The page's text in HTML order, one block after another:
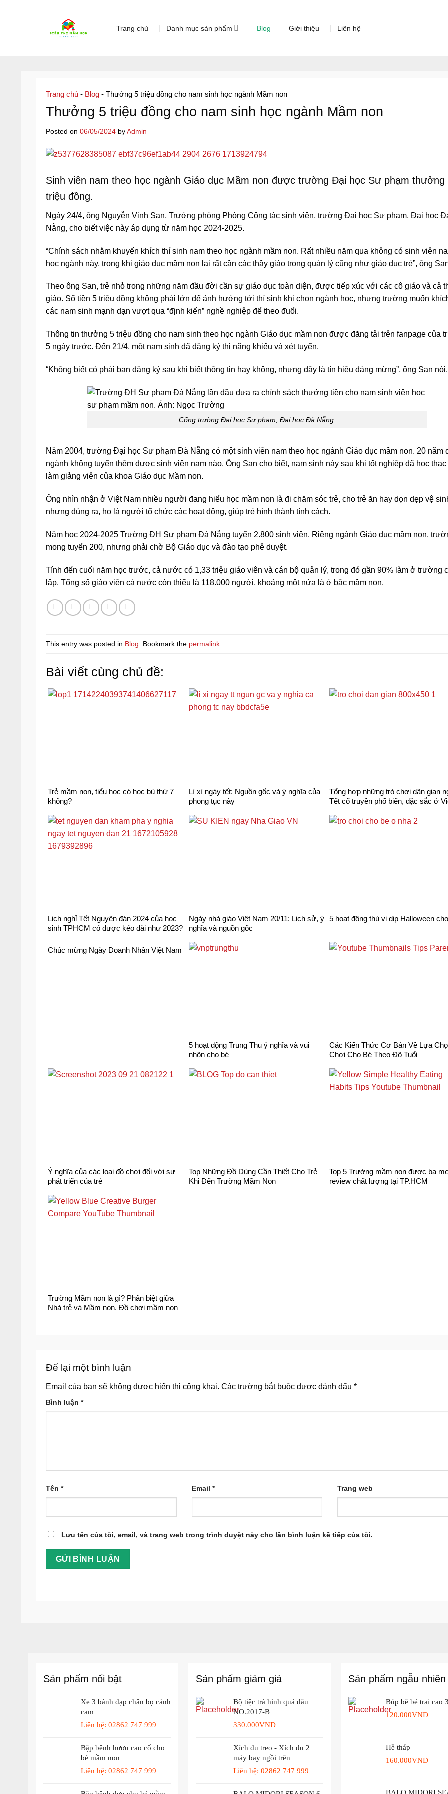
Trang chủ Danh mục sản phẩm Blog Giới thiệu Liên hệ
Trang chủ - Blog - Thưởng 5 triệu đồng cho nam sinh học ngành Mầm non
Thưởng 5 triệu đồng cho nam sinh học ngành Mầm non
Posted on 06/05/2024 byAdmin
Sinh viên nam theo học ngành Giáo dục Mầm non được trường Đại học Sư phạm thưởng
triệu đồng.
Ngày 24/4, ông Nguyễn Vinh San, Trưởng phòng Phòng Công tác sinh viên, trường Đại học Sư phạm, Đại học
Nẵng, cho biết việc này áp dụng từ năm học 2024-2025.
“Chính sách nhằm khuyến khích thí sinh nam theo học ngành mầm non. Rất nhiều năm qua không có sinh viên
học ngành này, trong khi giáo dục mầm non lại rất cần các thầy giáo trong quản lý cũng như giáo dục trẻ”, ông
Theo ông San, trẻ nhỏ trong những năm đầu đời cần sự giáo dục toàn diện, được tiếp xúc với các cô giáo và cả
giáo. Số tiền 5 triệu đồng không phải lớn để ảnh hưởng tới thí sinh khi chọn ngành học, nhưng trường muốn
các nam sinh mạnh dạn vượt qua “định kiến” nghề nghiệp để theo đuổi.
Thông tin thưởng 5 triệu đồng cho nam sinh theo học ngành Giáo dục mầm non được đăng tải trên fanpage của
5 ngày trước. Đến 21/4, một nam sinh đã đăng ký thi năng khiếu và xét tuyển.
“Không biết có phải bạn đăng ký sau khi biết thông tin hay không, nhưng đây là tín hiệu đáng mừng”, ông San nói.
Cổng trường Đại học Sư phạm, Đại học Đà Nẵng.
Năm 2004, trường Đại học Sư phạm Đà Nẵng có một sinh viên nam theo học ngành Giáo dục mầm non. 20 năm
ngành không tuyển thêm được sinh viên nam nào. Ông San cho biết, nam sinh này sau khi tốt nghiệp đã học
làm giảng viên của khoa Giáo dục Mầm non.
Ông nhìn nhận ở Việt Nam nhiều người đang hiểu học mầm non là đi chăm sóc trẻ, cho trẻ ăn hay dọn dẹp vệ
nhưng đúng ra, họ là người tổ chức các hoạt động, giúp trẻ hình thành tính cách.
Năm học 2024-2025 Trường ĐH Sư phạm Đà Nẵng tuyển 2.800 sinh viên. Riêng ngành Giáo dục mầm non,
mong tuyển 200, nhưng phải chờ Bộ Giáo dục và đào tạo phê duyệt.
Tính đến cuối năm học trước, cả nước có 1,33 triệu giáo viên và cán bộ quản lý, trong đó gần 90% làm ở trường
lập. Tổng số giáo viên cả nước còn thiếu là 118.000 người, khoảng một nửa là ở bậc mầm non.
This entry was posted in Blog . Bookmark the permalink
Bài viết cùng chủ đề:
Trẻ mầm non, tiểu học có học bù thứ 7
không?
Lì xì ngày tết: Nguồn gốc và ý nghĩa của
phong tục này
Tổng hợp những trò chơi dân gian
Tết cổ truyền phổ biến, đặc sắc ở
Lịch nghỉ Tết Nguyên đán 2024 của học
sinh TPHCM có được kéo dài như 2023?
Ngày nhà giáo Việt Nam 20/11: Lịch sử, ý
nghĩa và nguồn gốc
5 hoạt động thú vị dịp Halloween
Chúc mừng Ngày Doanh Nhân Việt Nam
5 hoạt động Trung Thu ý nghĩa và vui
nhộn cho bé
Các Kiến Thức Cơ Bản Về Lựa
Chơi Cho Bé Theo Độ Tuổi
Ý nghĩa của các loại đồ chơi đối với sự
phát triển của trẻ
Top Những Đồ Dùng Cần Thiết Cho Trẻ
Khi Đến Trường Mầm Non
Top 5 Trường mầm non được ba
review chất lượng tại TP.HCM
Trường Mầm non là gì? Phân biệt giữa
Nhà trẻ và Mầm non. Đồ chơi mầm non
Để lại một bình luận
Email của bạn sẽ không được hiển thị công khai. Các trường bắt buộc được đánh dấu *
Bình luận *
Tên * Email * Trang web
Lưu tên của tôi, email, và trang web trong trình duyệt này cho lần bình luận kế tiếp của tôi.
Sản phẩm nổi bật
Xe 3 bánh đạp chân bọ cánh
cam
Liên hệ: 02862 747 999
Bập bênh hươu cao cổ cho
bé mầm non
Liên hệ: 02862 747 999
Sản phẩm giảm giá
Bộ tiệc trà hình quả dâu
NO.2017-B
330.000VND
Xích đu treo - Xích đu 2
máy bay ngồi trên
Liên hệ: 02862 747 999
Sản phẩm ngẫu nhiên
Búp bê bé trai cao
120.000VND
Hề tháp
160.000VND
BALO MIDORI